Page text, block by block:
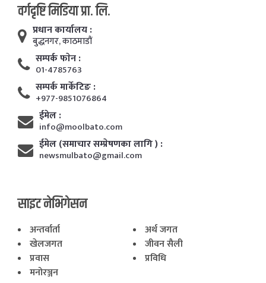
वर्गदृष्टि मिडिया प्रा. लि.
प्रधान कार्यालय :
बुद्धनगर, काठमाडाैं
सम्पर्क फाेन :
01-4785763
सम्पर्क मार्केटिङ :
+977-9851076864
ईमेल :
info@moolbato.com
ईमेल (समाचार सम्प्रेषणका लागि ) :
newsmulbato@gmail.com
साइट नेभिगेसन
अन्तर्वार्ता
अर्थ जगत
खेलजगत
जीवन सैली
प्रवास
प्रविधि
मनोरञ्जन